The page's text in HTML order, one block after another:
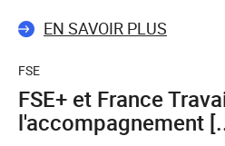
EN SAVOIR PLUS
FSE
FSE+ et France
l'accompagnement